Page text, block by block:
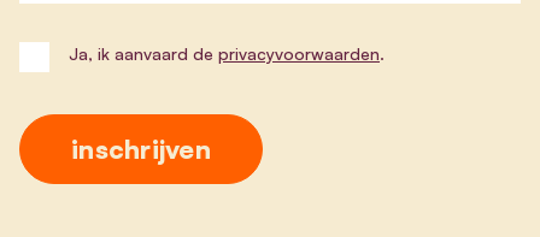
Ja, ik aanvaard de privacyvoorwaarden.